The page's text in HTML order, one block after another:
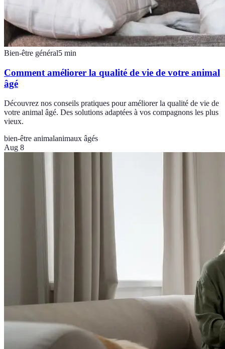
Bien-être général5 min
Comment améliorer la qualité de vie de votre animal
âgé
Découvrez nos conseils pratiques pour améliorer la qualité de vie de
votre animal âgé. Des solutions adaptées à vos compagnons les plus
vieux.
bien-être animalanimaux âgés
Aug 8